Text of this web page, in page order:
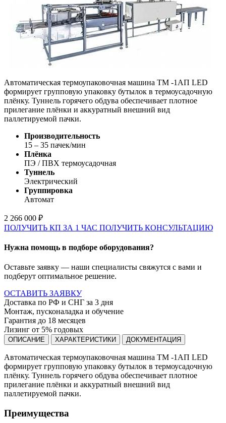
Автоматическая термоупаковочная машина ТМ -1АП LED
формирует групповую упаковку бутылок в термоусадочную
плёнку. Туннель горячего обдува обеспечивает плотное
прилегание плёнки и аккуратный внешний вид
паллетируемой пачки.
Производительность
15 – 35 пачек/мин
Плёнка
ПЭ / ПВХ термоусадочная
Туннель
Электрический
Группировка
Автомат
2 266 000 ₽
ПОЛУЧИТЬ КП ЗА 1 ЧАС ПОЛУЧИТЬ КОНСУЛЬТАЦИЮ
Нужна помощь в подборе оборудования?
Оставьте заявку — наши специалисты свяжутся с вами и
подберут оптимальное решение.
ОСТАВИТЬ ЗАЯВКУ
Доставка по РФ и СНГ за 3 дня
Монтаж, пусконаладка и обучение
Гарантия до 18 месяцев
Лизинг от 5% годовых
ОПИСАНИЕ ХАРАКТЕРИСТИКИ ДОКУМЕНТАЦИЯ
Автоматическая термоупаковочная машина ТМ -1АП LED
формирует групповую упаковку бутылок в термоусадочную
плёнку. Туннель горячего обдува обеспечивает плотное
прилегание плёнки и аккуратный внешний вид
паллетируемой пачки.
Преимущества